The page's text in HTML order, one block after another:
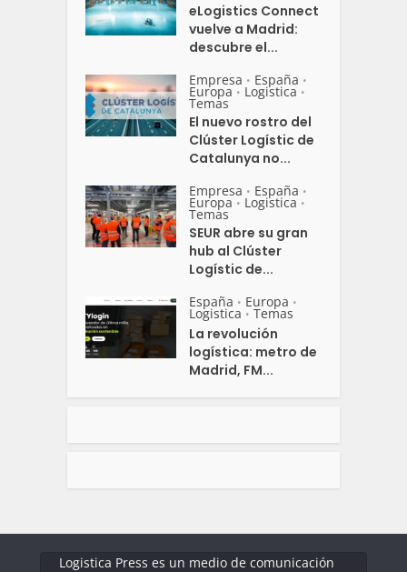
eLogistics Connect
vuelve a Madrid:
descubre el...
Empresa • España •
Europa • Logistica •
Temas
El nuevo rostro del
Clúster Logístic de
Catalunya no...
Empresa • España •
Europa • Logistica •
Temas
SEUR abre su gran
hub al Clúster
Logístic de...
España • Europa •
Logistica • Temas
La revolución
logística: metro de
Madrid, FM...
Logistica Press es un medio de comunicación